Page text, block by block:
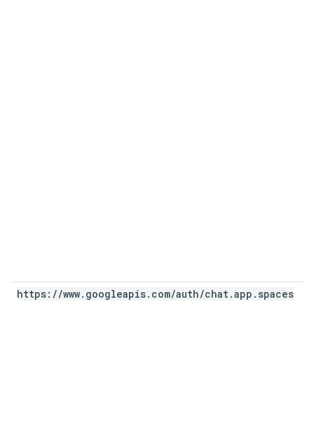
https: //www. googleapis. com/auth/chat.app . spaces